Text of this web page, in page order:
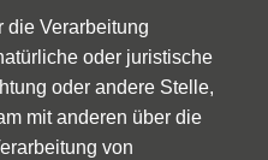
die Verarbeitung
oder juristische
oder andere Stelle,
mit anderen über die
von